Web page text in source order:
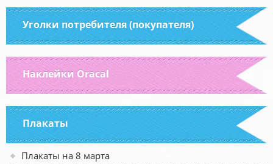
Уголки потребителя (покупателя)
Наклейки Oracal
Плакаты
Плакаты на 8 марта